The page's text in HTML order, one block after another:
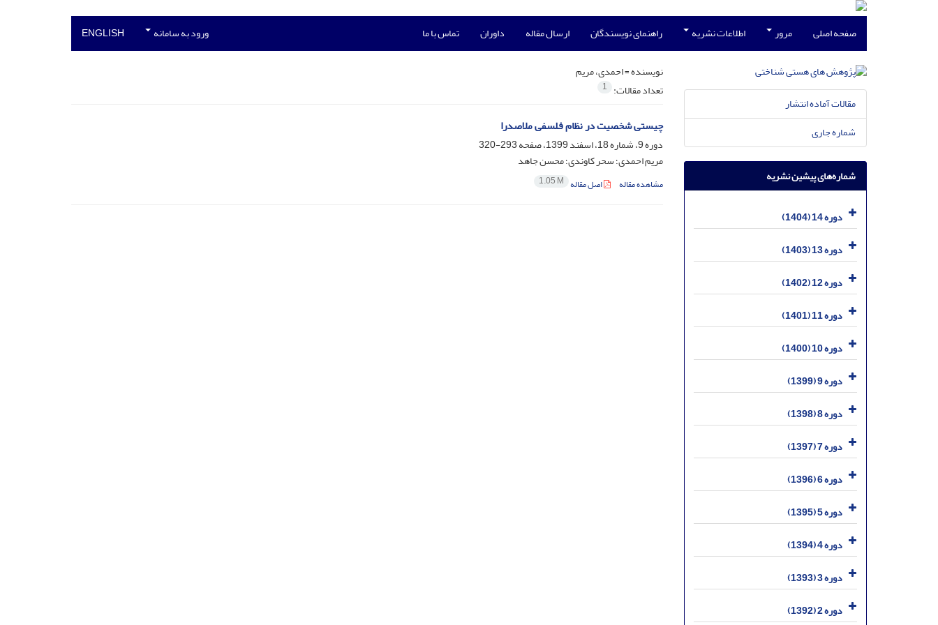
صفحه اصلی مرور اطلاعات نشریه راهنمای نویسندگان ارسال مقاله داوران تماس با ما ورود به سامانه ENGLISH
نویسنده =احمدی، مریم
تعداد مقالات: 1
چیستی شخصیت در نظام فلسفی ملاصدرا
دوره 9، شماره 18، اسفند 1399، صفحه
293-320
مریم احمدی؛ سحر کاوندی؛ محسن جاهد
مشاهده مقاله اصل مقاله 1.05 M
مقالات آماده انتشار
شماره جاری
شماره‌های پیشین نشریه
دوره 14 (1404)
دوره 13 (1403)
دوره 12 (1402)
دوره 11 (1401)
دوره 10 (1400)
دوره 9 (1399)
دوره 8 (1398)
دوره 7 (1397)
دوره 6 (1396)
دوره 5 (1395)
دوره 4 (1394)
دوره 3 (1393)
دوره 2 (1392)